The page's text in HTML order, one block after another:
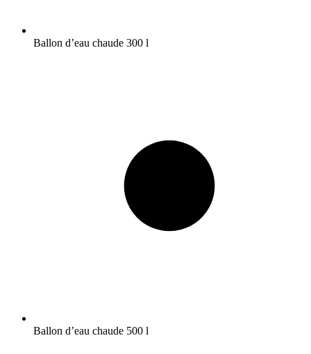
Ballon d’eau chaude 300 l
Ballon d’eau chaude 500 l